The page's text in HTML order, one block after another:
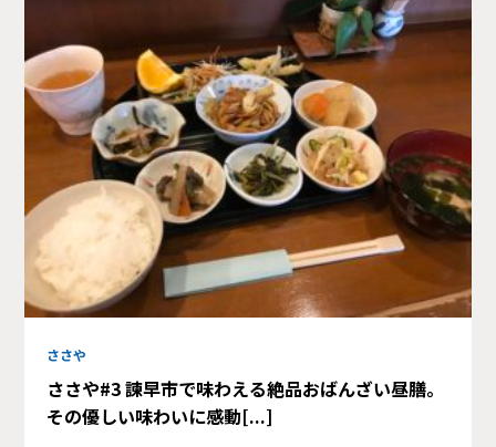
ささや
ささや#3 諫早市で味わえる絶品おばんざい昼膳。
その優しい味わいに感動[...]